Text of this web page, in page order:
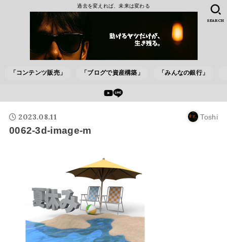
過去を変えれば、未来は変わる
「コンテンツ販売」 「ブログで資産構築」 「みんなの銀行」
SEARCH
2023.08.11 Toshi
0062-3d-image-m